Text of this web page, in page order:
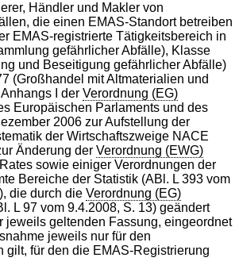
Händler und Makler von
die einen EMAS-Standort betreiben
EMAS-registrierte Tätigkeitsbereich in
gefährlicher Abfälle), Klasse
und Beseitigung gefährlicher Abfälle)
(Großhandel mit Altmaterialien und
Anhangs I derVerordnung (EG)
Europäischen Parlaments und des
2006 zur Aufstellung der
der Wirtschaftszweige NACE
Änderung derVerordnung (EWG)
sowie einiger Verordnungen der
Bereiche der Statistik (ABl. L 393 vom
die durch dieVerordnung (EG)
L 97 vom 9.4.2008, S. 13) geändert
jeweils geltenden Fassung, eingeordnet
jeweils nur für den
gilt, für den die EMAS-Registrierung